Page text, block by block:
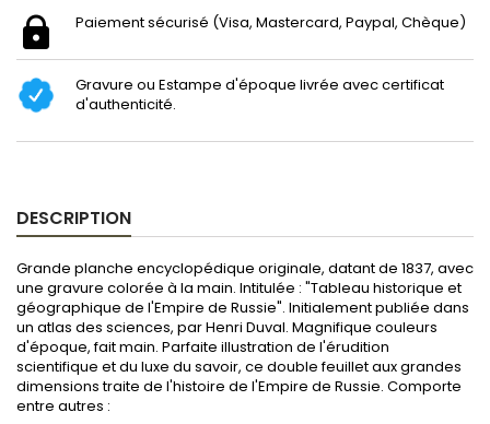
Paiement sécurisé (Visa, Mastercard, Paypal, Chèque)
Gravure ou Estampe d'époque livrée avec certificat
d'authenticité.
DESCRIPTION
Grande planche encyclopédique originale, datant de 1837, avec
une gravure colorée à la main. Intitulée : "Tableau historique et
géographique de l'Empire de Russie". Initialement publiée dans
un atlas des sciences, par Henri Duval. Magnifique couleurs
d'époque, fait main. Parfaite illustration de l'érudition
scientifique et du luxe du savoir, ce double feuillet aux grandes
dimensions traite de l'histoire de l'Empire de Russie. Comporte
entre autres :